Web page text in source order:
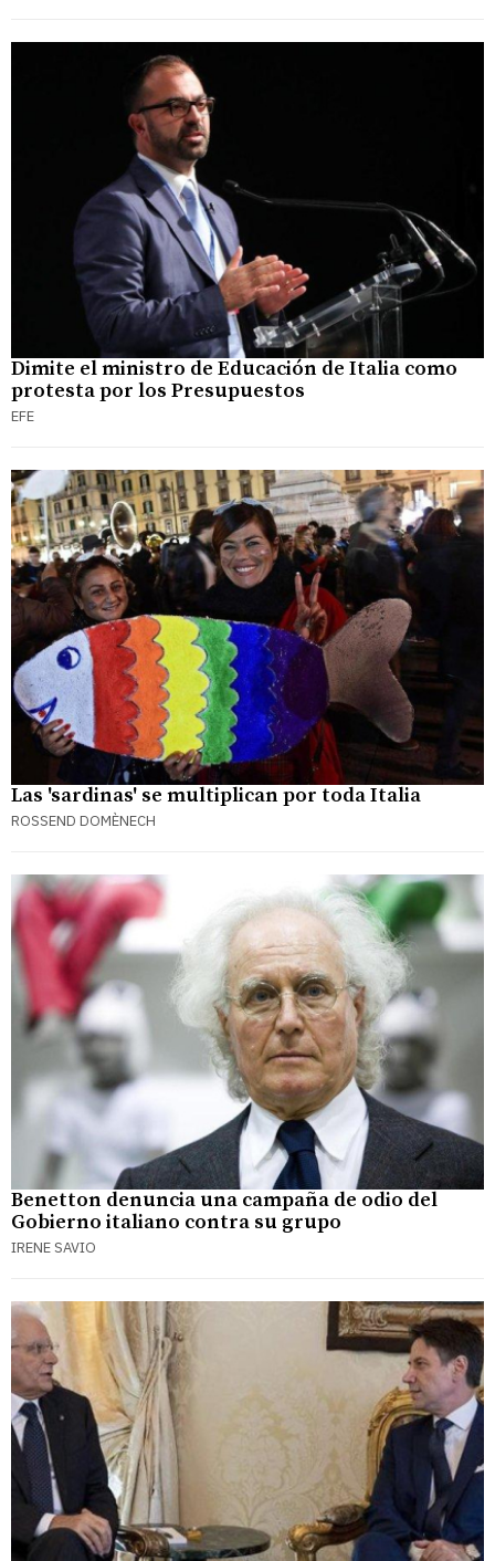
Dimite el ministro de Educación de Italia como
protesta por los Presupuestos
EFE
Las 'sardinas' se multiplican por toda Italia
ROSSEND DOMÈNECH
Benetton denuncia una campaña de odio del
Gobierno italiano contra su grupo
IRENE SAVIO